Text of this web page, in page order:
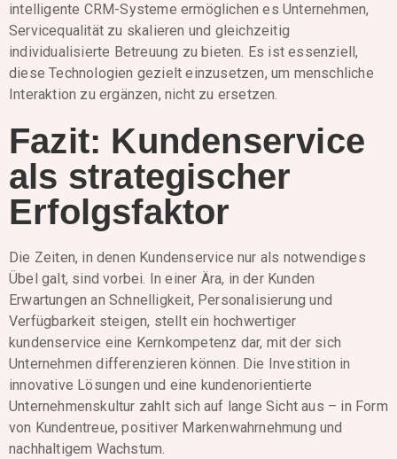
intelligente CRM-Systeme ermöglichen es Unternehmen,
Servicequalität zu skalieren und gleichzeitig
individualisierte Betreuung zu bieten. Es ist essenziell,
diese Technologien gezielt einzusetzen, um menschliche
Interaktion zu ergänzen, nicht zu ersetzen.
Fazit: Kundenservice
als strategischer
Erfolgsfaktor
Die Zeiten, in denen Kundenservice nur als notwendiges
Übel galt, sind vorbei. In einer Ära, in der Kunden
Erwartungen an Schnelligkeit, Personalisierung und
Verfügbarkeit steigen, stellt ein hochwertiger
kundenservice eine Kernkompetenz dar, mit der sich
Unternehmen differenzieren können. Die Investition in
innovative Lösungen und eine kundenorientierte
Unternehmenskultur zahlt sich auf lange Sicht aus – in Form
von Kundentreue, positiver Markenwahrnehmung und
nachhaltigem Wachstum.